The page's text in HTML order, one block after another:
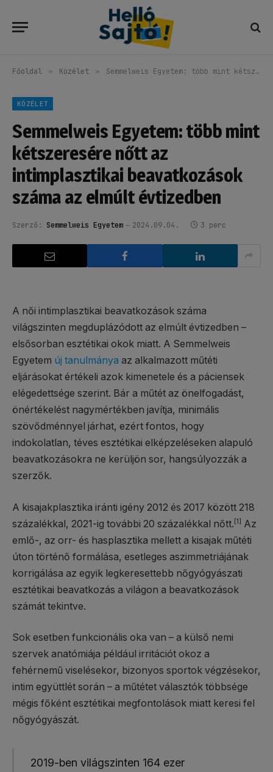
Főoldal » Közélet » Semmelweis Egyetem: több mint kétszeresére nőtt az intimplasztikai beavatkozások száma az elmúlt évtizedben
KÖZÉLET
Semmelweis Egyetem: több mint
kétszeresére nőtt az
intimplasztikai beavatkozások
száma az elmúlt évtizedben
Szerző: Semmelweis Egyetem 2024.09.04. 3 perc
A női intimplasztikai beavatkozások száma
világszinten megduplázódott az elmúlt évtizedben –
elsősorban esztétikai okok miatt. A Semmelweis
Egyetem új tanulmánya az alkalmazott műtéti
eljárásokat értékeli azok kimenetele és a páciensek
elégedettsége szerint. Bár a műtét az önelfogadást,
önértékelést nagymértékben javítja, minimális
szövődménnyel járhat, ezért fontos, hogy
indokolatlan, téves esztétikai elképzeléseken alapuló
beavatkozásokra ne kerüljön sor, hangsúlyozzák a
szerzők.
A kisajakplasztika iránti igény 2012 és 2017 között 218
százalékkal, 2021-ig további 20 százalékkal nőtt.[1] Az
emlő-, az orr- és hasplasztika mellett a kisajak műtéti
úton történő formálása, esetleges aszimmetriájának
korrigálása az egyik legkeresettebb nőgyógyászati
esztétikai beavatkozás a világon a beavatkozások
számát tekintve.
Sok esetben funkcionális oka van – a külső nemi
szervek anatómiája például irritációt okoz a
fehérnemű viselésekor, bizonyos sportok végzésekor,
intim együttlét során – a műtétet választók többsége
mégis főként esztétikai megfontolások miatt keresi fel
nőgyógyászát.
2019-ben világszinten 164 ezer